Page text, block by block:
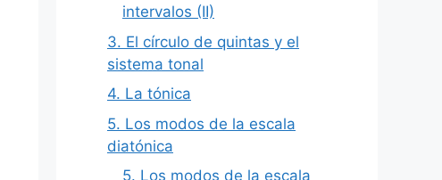
intervalos (II)
3. El círculo de quintas y el
sistema tonal
4. La tónica
5. Los modos de la escala
diatónica
5. Los modos de la escala